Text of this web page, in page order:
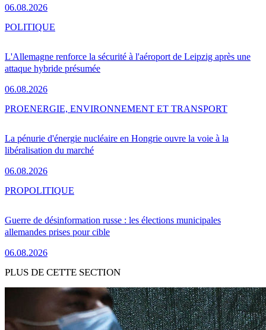
06.08.2026
L'Allemagne renforce la sécurité à l'aéroport de Leipzig après une
attaque hybride présumée
06.08.2026
POLITIQUE
La pénurie d'énergie nucléaire en Hongrie ouvre la voie à la
libéralisation du marché
06.08.2026
PROENERGIE, ENVIRONNEMENT ET TRANSPORT
Guerre de désinformation russe : les élections municipales
allemandes prises pour cible
06.08.2026
PROPOLITIQUE
PLUS DE CETTE SECTION